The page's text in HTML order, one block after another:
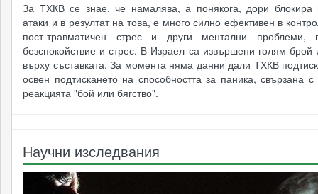
За ТХКВ се знае, че намалява, а понякога, дори блокира
атаки и в резултат на това, е много силно ефективен в
пост-травматичен стрес и други ментални проблеми,
безспокойствие и стрес. В Израел са извършени голям брой
върху съставката. За момента няма данни дали ТХКВ
освен подтискането на способността за паника, свързана
реакцията "бой или бягство".
Научни изследвания